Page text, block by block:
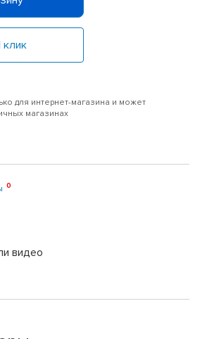
клик
для интернет-магазина и может
магазинах
видео